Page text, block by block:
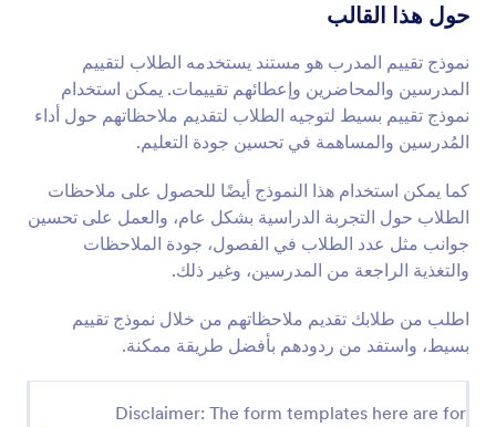
حول هذا القالب
نموذج تقييم المدرب هو مستند يستخدمه الطلاب لتقييم
المدرسين والمحاضرين وإعطائهم تقييمات. يمكن استخدام
نموذج تقييم بسيط لتوجيه الطلاب لتقديم ملاحظاتهم حول أداء
المُدرسين والمساهمة في تحسين جودة التعليم.
كما يمكن استخدام هذا النموذج أيضًا للحصول على ملاحظات
الطلاب حول التجربة الدراسية بشكل عام، والعمل على تحسين
جوانب مثل عدد الطلاب في الفصول، جودة الملاحظات
والتغذية الراجعة من المدرسين، وغير ذلك.
اطلب من طلابك تقديم ملاحظاتهم من خلال نموذج تقييم
بسيط، واستفد من ردودهم بأفضل طريقة ممكنة.
Disclaimer: The form templates here are for
معاينة